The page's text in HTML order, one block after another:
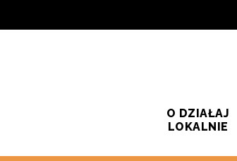
O DZIAŁAJ
LOKALNIE